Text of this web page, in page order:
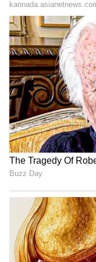
ನೀಟ್ ಬಂದ ಮೇಲೆ
ಅನ್ಯಾಯ ಆಗಿಲ್ಲವೇ?
ಟ್ಯೂಷನ್ ಅಂಗಡಿಗಳು
ನೀಟ್ ಸುಳಿಗೆ ಸಿಕ್ಕಿ
ಅತ್ಮರೋಧನೆ
ಕಾಣುತ್ತಿಲ್ಲ,
ಸಚಿವರು ಮತ್ತು
ಭಾವಿಸಬೇಕಾಗುತ್ತದೆ